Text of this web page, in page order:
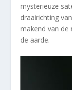
mysterieuze
draairichting
makend van de
de aarde.